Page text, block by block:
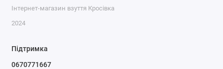
Інтернет-магазин взуття Кросівка
2024
Підтримка
0670771667